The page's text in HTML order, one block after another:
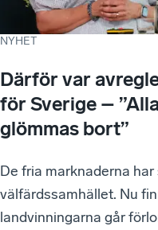
NYHET
Därför var
för Sverige –
glömmas bort”
De fria marknaderna
välfärdssamhället. Nu
landvinningarna går